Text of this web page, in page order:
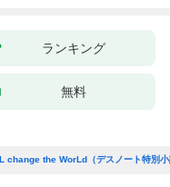
ランキング
無料
L change the WorLd（デスノート特別